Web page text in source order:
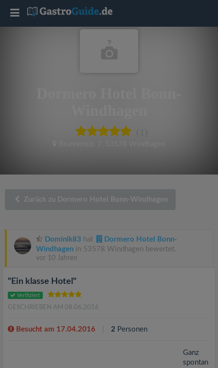
Zurück zu Dormero Hotel Bonn-Windhagen
Dominik83 hat
Dormero Hotel Bonn-
Windhagen in 53578 Windhagen bewertet.
vor 10 Jahren
"Ein klasse Hotel"
Verifiziert
GESCHRIEBEN AM 08.06.2016
Besucht am 17.04.2016 2 Personen
Ganz
spontan
T
i
a